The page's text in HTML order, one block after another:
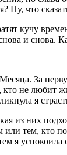
Ну, что
кучу
и снова.
За
не любит
я
из них
или тем,
я